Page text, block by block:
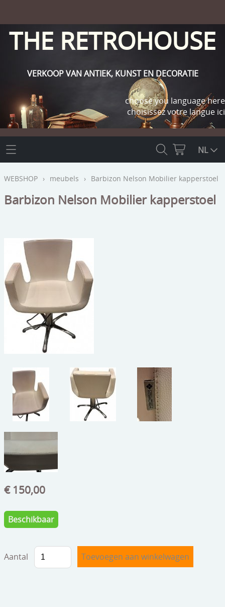
THE RETROHOUSE
VERKOOP VAN ANTIEK, KUNST EN DECORATIE
choose you language here
choisissez votre langue ici
THE RETROHOUSE
WEBSHOP
OUTLET
beelden
meubels
reclamevoorwerpen/merken
curiosa
schilderijen
porselein/aardewerk
medailles/munten/bankbiljetten
ets/tekening/litho/gravure
glaswerk
lamp/luchter
speelgoed
klokken
spiegels
boeken
INFO
CONTACT
NL
WEBSHOP › meubels › Barbizon Nelson Mobilier kapperstoel
Barbizon Nelson Mobilier kapperstoel
€ 150,00
Beschikbaar
Aantal